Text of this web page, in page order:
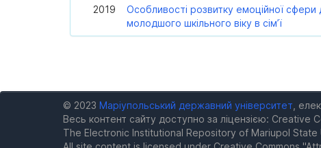
2019
Особливості розвитку емоційної сфери
молодшого шкільного віку в сім’ї
© 2023 Маріупольський державний університет ,
Весь контент сайту доступно за ліцензією: Creative
The Electronic Institutional Repository of Mariupol State